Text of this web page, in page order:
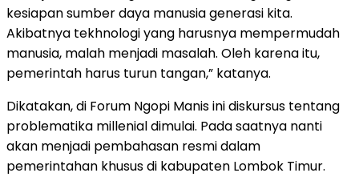
kesiapan sumber daya manusia generasi kita.
Akibatnya tekhnologi yang harusnya mempermudah
manusia, malah menjadi masalah. Oleh karena itu,
pemerintah harus turun tangan,” katanya.
Dikatakan, di Forum Ngopi Manis ini diskursus tentang
problematika millenial dimulai. Pada saatnya nanti
akan menjadi pembahasan resmi dalam
pemerintahan khusus di kabupaten Lombok Timur.